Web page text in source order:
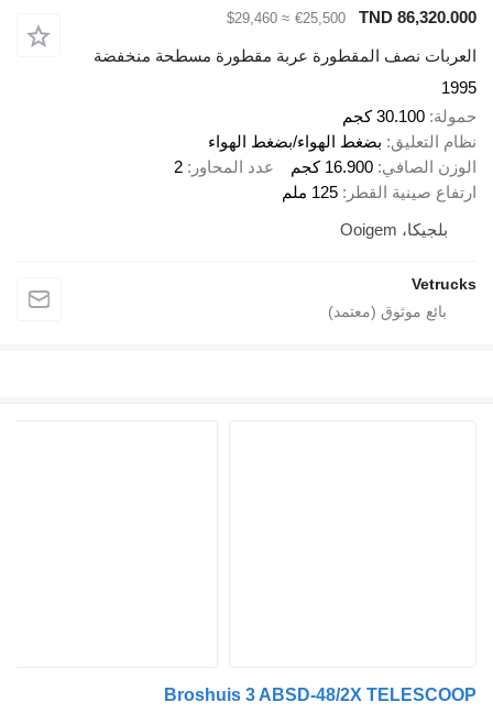
TND 86,320.000
€25,500
≈ $29,460
العربات نصف المقطورة عربة مقطورة مسطحة منخفضة
1995
حمولة 30.100 كجم
نظام التعليق بضغط الهواء/بضغط الهواء
الوزن الصافي 16.900 كجم عدد المحاور
2
ارتفاع صينية القطر
125 ملم
بلجيكا، Ooigem
Vetrucks
Broshuis 3 ABSD-48/2X TELESCOOP